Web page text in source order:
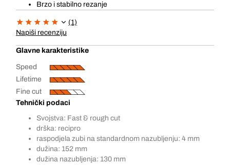
Brzo i stabilno rezanje
(1)
Napiši recenziju
Glavne karakteristike
Speed
Lifetime
Fine cut
Tehnički podaci
Svojstva: Fast & rough cut
drška: recipro
raspodjela zubi na standardnom nazubljenju: 4 mm
dužina: 152 mm
dužina nazubljenja: 130 mm